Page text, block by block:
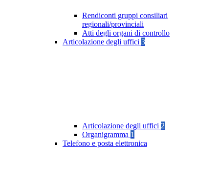
Rendiconti gruppi consiliari
regionali/provinciali
Atti degli organi di controllo
Articolazione degli uffici 3
Articolazione degli uffici 2
Organigramma 1
Telefono e posta elettronica